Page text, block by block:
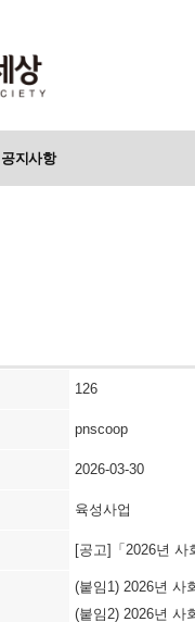
공지사항
126
pnscoop
2026-03-30
육성사업
[공고]「2026년
(붙임1) 2026년 사
(붙임2) 2026년 사